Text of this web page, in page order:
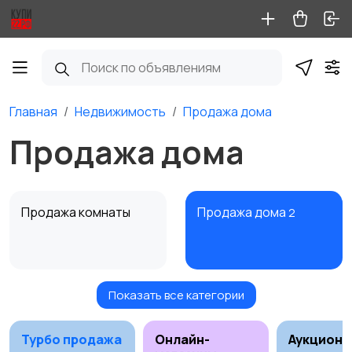
Главная Недвижимость Продажа дома
Продажа дома
Продажа комнаты Продажа дома 2
Продажа участка
Аренда квартиры
длительно
Показать все категории
Турбо продажа
Онлайн-
Аукционы